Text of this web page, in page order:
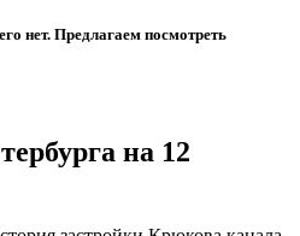
нет. Предлагаем посмотреть
на 12